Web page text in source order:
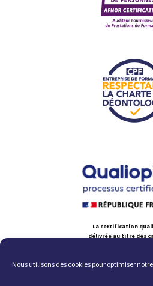
Nous utilisons des cookies pour optimiser
La certification
délivrée au titre des
PERMETTANT DE